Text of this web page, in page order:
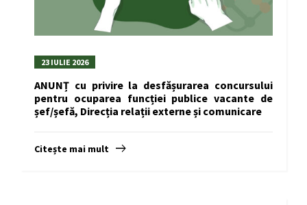
23 IULIE 2026
ANUNȚ cu privire la desfășurarea concursului
pentru ocuparea funcției publice vacante de
șef/șefă, Direcția relații externe și comunicare
Citește mai mult